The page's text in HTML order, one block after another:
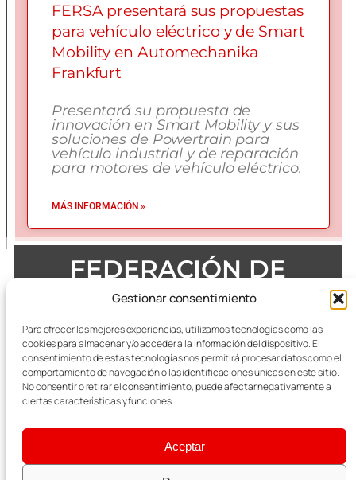
Gestionar consentimiento
Para ofrecer las mejores experiencias, utilizamos tecnologías como las
cookies para almacenar y/o acceder a la información del dispositivo. El
consentimiento de estas tecnologías nos permitirá procesar datos como el
comportamiento de navegación o las identificaciones únicas en este sitio.
No consentir o retirar el consentimiento, puede afectar negativamente a
ciertas características y funciones.
Aceptar
FERSA presentará sus propuestas
para vehículo eléctrico y de Smart
Mobility en Automechanika
Frankfurt
Presentará su propuesta de
innovación en Smart Mobility y sus
soluciones de Powertrain para
vehículo industrial y de reparación
para motores de vehículo eléctrico.
MÁS INFORMACIÓN »
FEDERACIÓN DE
EMPRESAS DEL METAL
DE ZARAGOZA
Todas las referencias terminológicas de género que se
mencionan a lo largo de las publicaciones, se considerarán
alusivas al masculino y femenino indistintamente.
Política Integrada de Calidad y